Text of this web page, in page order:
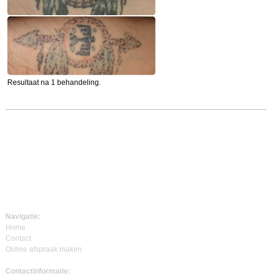
Resultaat na 1 behandeling.
Navigatie:
Home
Contact
Online afspraak maken
Contactinformatie: